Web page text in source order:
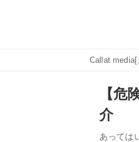
Callat media[
【危
介
あっては